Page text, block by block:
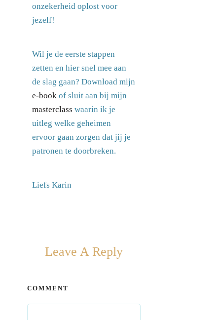
onzekerheid oplost voor
jezelf!
Wil je de eerste stappen
zetten en hier snel mee aan
de slag gaan? Download mijn
e-book of sluit aan bij mijn
masterclass waarin ik je
uitleg welke geheimen
ervoor gaan zorgen dat jij je
patronen te doorbreken.
Liefs Karin
Leave A Reply
COMMENT